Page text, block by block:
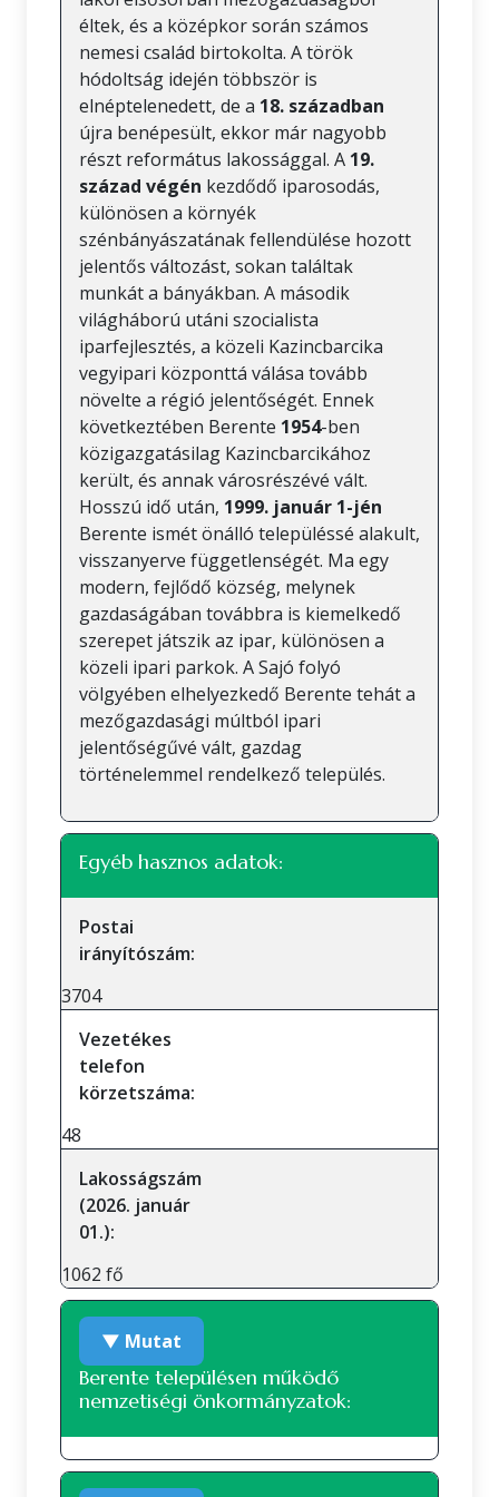
éltek, és a középkor során számos
nemesi család birtokolta. A török
hódoltság idején többször is
elnéptelenedett, de a 18. században
újra benépesült, ekkor már nagyobb
részt református lakossággal. A 19.
század végén kezdődő iparosodás,
különösen a környék
szénbányászatának fellendülése hozott
jelentős változást, sokan találtak
munkát a bányákban. A második
világháború utáni szocialista
iparfejlesztés, a közeli Kazincbarcika
vegyipari központtá válása tovább
növelte a régió jelentőségét. Ennek
következtében Berente 1954-ben
közigazgatásilag Kazincbarcikához
került, és annak városrészévé vált.
Hosszú idő után, 1999. január 1-jén
Berente ismét önálló településsé alakult,
visszanyerve függetlenségét. Ma egy
modern, fejlődő község, melynek
gazdaságában továbbra is kiemelkedő
szerepet játszik az ipar, különösen a
közeli ipari parkok. A Sajó folyó
völgyében elhelyezkedő Berente tehát a
mezőgazdasági múltból ipari
jelentőségűvé vált, gazdag
történelemmel rendelkező település.
Egyéb hasznos adatok:
Postai
irányítószám:
3704
Vezetékes
telefon
körzetszáma:
48
Lakosságszám
(2026. január
01.):
1062 fő
▼ Mutat
Berente településen működő
nemzetiségi önkormányzatok:
Roma nemzetiségi önkormányzat